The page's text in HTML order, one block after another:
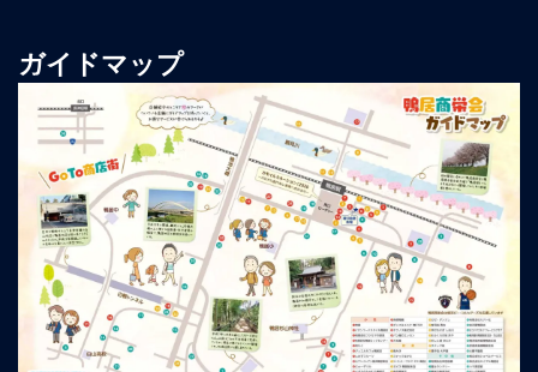
ガイドマップ